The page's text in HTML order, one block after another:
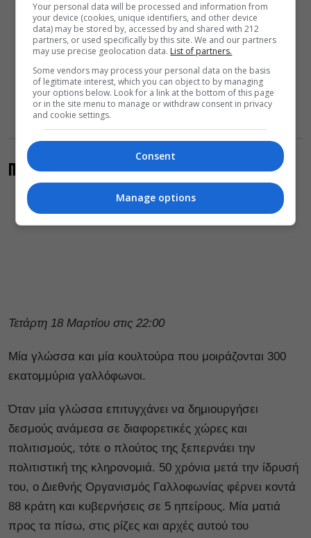
Πριν από 50 χρόνια…η Γαλλοφωνία
Τετάρτη 18 Μαρτίου στις 22:00
Μία γλώσσα και μία κουλτούρα που μοιράζονται 300
εκατομμύρια γαλλόφωνοι.
Όταν μία γλώσσα επιτυγχάνει να δημιουργήσει
δεσμούς ανάμεσα σε διαφορετικές χώρες και
πολιτισμούς, τότε ο πλούτος της ξεπερνάει την
πολιτιστική της κληρονομιά. 50 χρόνια μετά την ίδρυσή
του, ο Διεθνής Οργανισμός Γαλλοφωνίας φέρνει κοντά
88 κράτη και κυβερνήσεις σε 5 ηπείρους. Μία ματιά
προς τα πίσω, στις ρίζες και αρχές αυτού του
Your personal data will be processed and information from
your device (cookies, unique identifiers, and other device
data) may be stored by, accessed by and shared with 212
partners, or used specifically by this site. We and our partners
may use precise geolocation data. List of partners.
Some vendors may process your personal data on the basis
of legitimate interest, which you can object to by managing
your options below. Look for a link at the bottom of this page
or in the site menu to manage or withdraw consent in privacy
and cookie settings.
Consent
Manage options